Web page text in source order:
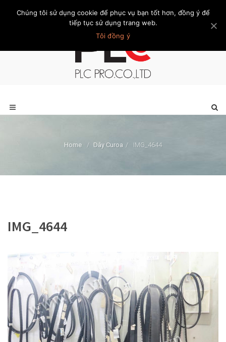
Trang chủ Giới thiệu Khách hàng Liên hệ Thành viên
Home / Dây Curoa / IMG_4644
IMG_4644
Chúng tôi sử dụng cookie để phục vụ bạn tốt hơn, đồng ý để
tiếp tục sử dụng trang web.
Tôi đồng ý